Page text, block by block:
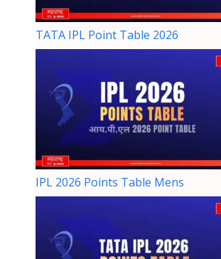
TATA IPL Point Table 2026
IPL 2026 Points Table Mens